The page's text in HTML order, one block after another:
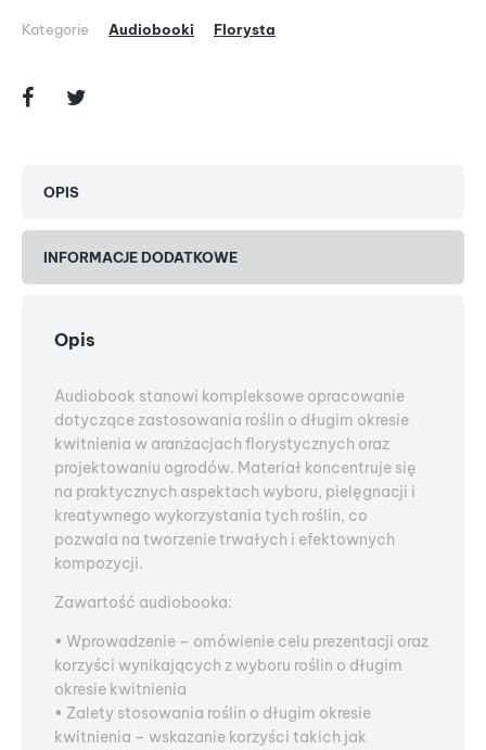
Kategorie Audiobooki Florysta
OPIS
INFORMACJE DODATKOWE
Opis
Audiobook stanowi kompleksowe opracowanie
dotyczące zastosowania roślin o długim okresie
kwitnienia w aranżacjach florystycznych oraz
projektowaniu ogrodów. Materiał koncentruje się
na praktycznych aspektach wyboru, pielęgnacji i
kreatywnego wykorzystania tych roślin, co
pozwala na tworzenie trwałych i efektownych
kompozycji.
Zawartość audiobooka:
• Wprowadzenie – omówienie celu prezentacji oraz
korzyści wynikających z wyboru roślin o długim
okresie kwitnienia
• Zalety stosowania roślin o długim okresie
kwitnienia – wskazanie korzyści takich jak